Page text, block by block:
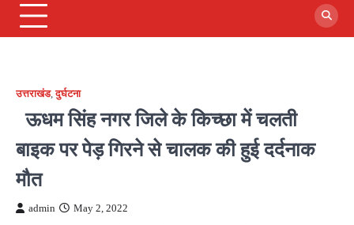
उत्तराखंड,दुर्घटना
ऊधम सिंह नगर जिले के किच्छा में चलती
बाइक पर पेड़ गिरने से चालक की हुई दर्दनाक
मौत
admin May 2, 2022